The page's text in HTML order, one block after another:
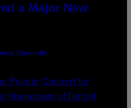
a Major New
Connolly